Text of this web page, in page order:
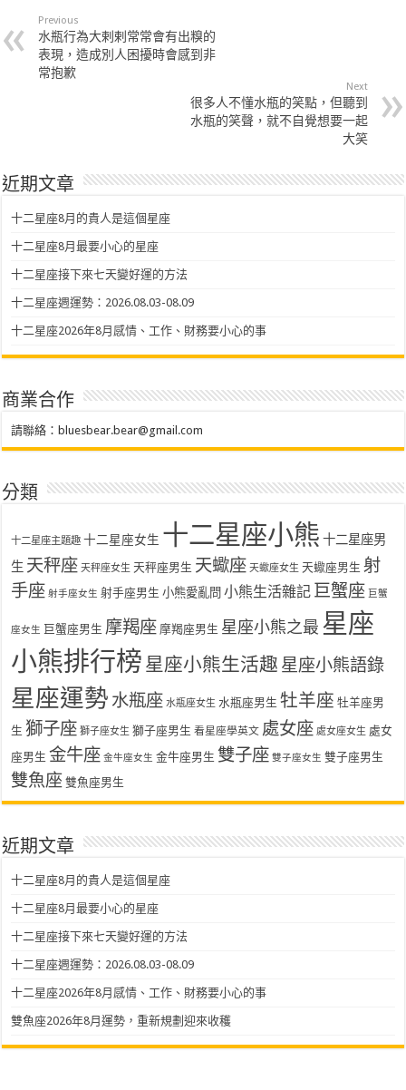
Previous
水瓶行為大剌剌常常會有出糗的
表現，造成別人困擾時會感到非
常抱歉
Next
很多人不懂水瓶的笑點，但聽到
水瓶的笑聲，就不自覺想要一起
大笑
近期文章
十二星座8月的貴人是這個星座
十二星座8月最要小心的星座
十二星座接下來七天變好運的方法
十二星座週運勢：2026.08.03-08.09
十二星座2026年8月感情、工作、財務要小心的事
商業合作
請聯絡： bluesbear.bear@gmail.com
分類
十二星座主題趣 十二星座女生 十二星座小熊 十二星座男
生 天秤座 天秤座女生 天秤座男生 天蠍座 天蠍座女生 天蠍座男生 射
手座 射手座女生 射手座男生 小熊愛亂問 小熊生活雜記 巨蟹座 巨蟹
座女生 巨蟹座男生 摩羯座 摩羯座男生 星座小熊之最 星座
小熊排行榜 星座小熊生活趣 星座小熊語錄
星座運勢 水瓶座 水瓶座女生 水瓶座男生 牡羊座 牡羊座男
生 獅子座 獅子座女生 獅子座男生 看星座學英文 處女座 處女座女生 處女
座男生 金牛座 金牛座女生 金牛座男生 雙子座 雙子座女生 雙子座男生
雙魚座 雙魚座男生
近期文章
十二星座8月的貴人是這個星座
十二星座8月最要小心的星座
十二星座接下來七天變好運的方法
十二星座週運勢：2026.08.03-08.09
十二星座2026年8月感情、工作、財務要小心的事
雙魚座2026年8月運勢，重新規劃迎來收穫